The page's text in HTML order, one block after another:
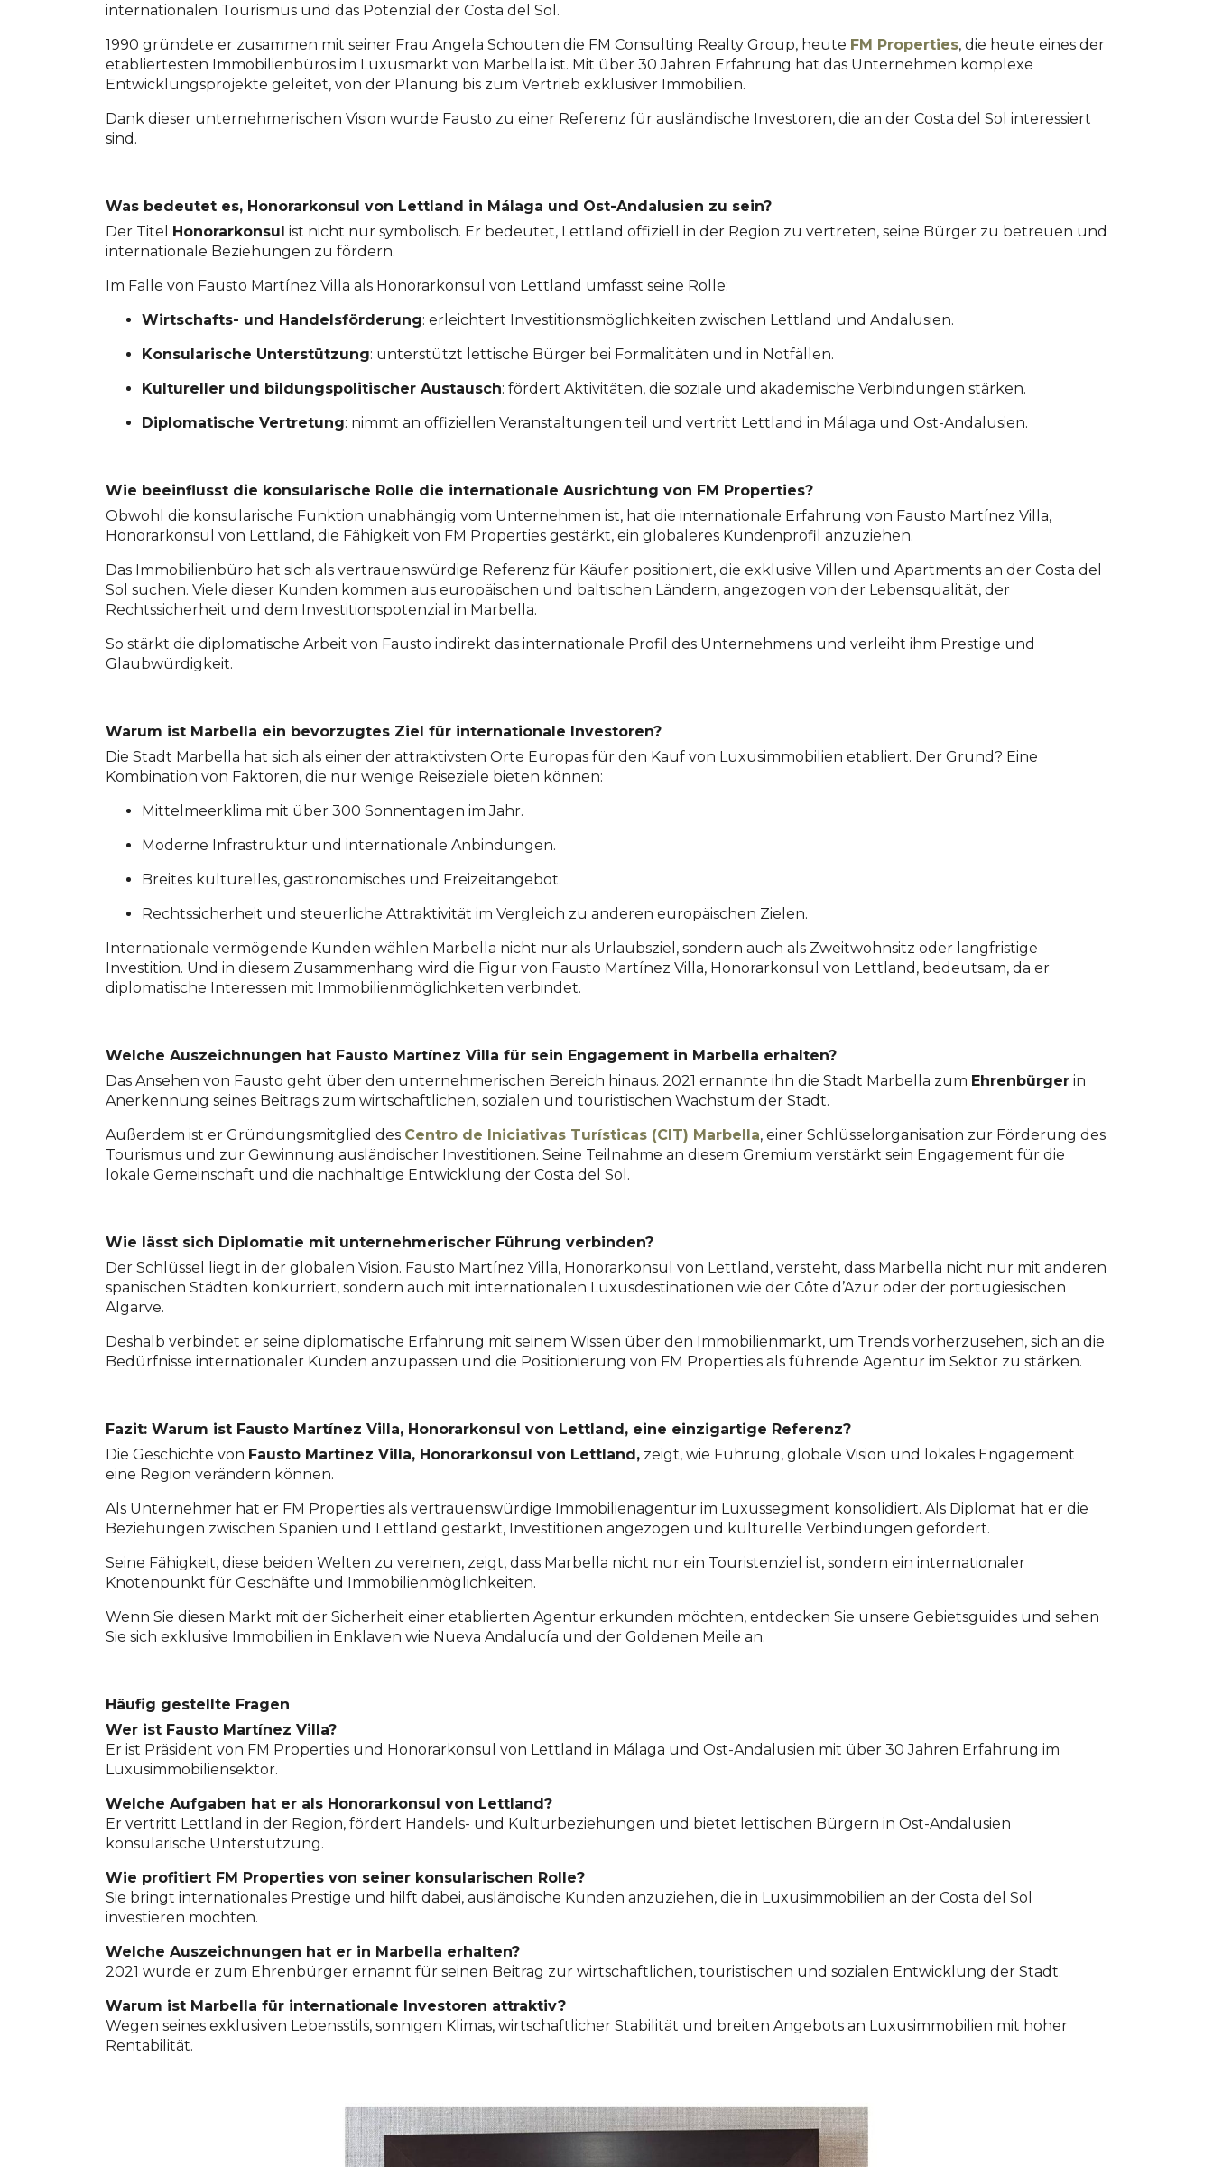
internationalen Tourismus und das Potenzial der Costa del Sol.
1990 gründete er zusammen mit seiner Frau Angela Schouten die FM Consulting Realty Group, heute FM Properties, die heute eines der
etabliertesten Immobilienbüros im Luxusmarkt von Marbella ist. Mit über 30 Jahren Erfahrung hat das Unternehmen komplexe
Entwicklungsprojekte geleitet, von der Planung bis zum Vertrieb exklusiver Immobilien.
Dank dieser unternehmerischen Vision wurde Fausto zu einer Referenz für ausländische Investoren, die an der Costa del Sol interessiert
sind.
Was bedeutet es, Honorarkonsul von Lettland in Málaga und Ost-Andalusien zu sein?
Der Titel Honorarkonsul ist nicht nur symbolisch. Er bedeutet, Lettland offiziell in der Region zu vertreten, seine Bürger zu betreuen und
internationale Beziehungen zu fördern.
Im Falle von Fausto Martínez Villa als Honorarkonsul von Lettland umfasst seine Rolle:
Wirtschafts- und Handelsförderung: erleichtert Investitionsmöglichkeiten zwischen Lettland und Andalusien.
Konsularische Unterstützung: unterstützt lettische Bürger bei Formalitäten und in Notfällen.
Kultureller und bildungspolitischer Austausch: fördert Aktivitäten, die soziale und akademische Verbindungen stärken.
Diplomatische Vertretung: nimmt an offiziellen Veranstaltungen teil und vertritt Lettland in Málaga und Ost-Andalusien.
Wie beeinflusst die konsularische Rolle die internationale Ausrichtung von FM Properties?
Obwohl die konsularische Funktion unabhängig vom Unternehmen ist, hat die internationale Erfahrung von Fausto Martínez Villa,
Honorarkonsul von Lettland, die Fähigkeit von FM Properties gestärkt, ein globaleres Kundenprofil anzuziehen.
Das Immobilienbüro hat sich als vertrauenswürdige Referenz für Käufer positioniert, die exklusive Villen und Apartments an der Costa del
Sol suchen. Viele dieser Kunden kommen aus europäischen und baltischen Ländern, angezogen von der Lebensqualität, der
Rechtssicherheit und dem Investitionspotenzial in Marbella.
So stärkt die diplomatische Arbeit von Fausto indirekt das internationale Profil des Unternehmens und verleiht ihm Prestige und
Glaubwürdigkeit.
Warum ist Marbella ein bevorzugtes Ziel für internationale Investoren?
Die Stadt Marbella hat sich als einer der attraktivsten Orte Europas für den Kauf von Luxusimmobilien etabliert. Der Grund? Eine
Kombination von Faktoren, die nur wenige Reiseziele bieten können:
Mittelmeerklima mit über 300 Sonnentagen im Jahr.
Moderne Infrastruktur und internationale Anbindungen.
Breites kulturelles, gastronomisches und Freizeitangebot.
Rechtssicherheit und steuerliche Attraktivität im Vergleich zu anderen europäischen Zielen.
Internationale vermögende Kunden wählen Marbella nicht nur als Urlaubsziel, sondern auch als Zweitwohnsitz oder langfristige
Investition. Und in diesem Zusammenhang wird die Figur von Fausto Martínez Villa, Honorarkonsul von Lettland, bedeutsam, da er
diplomatische Interessen mit Immobilienmöglichkeiten verbindet.
Welche Auszeichnungen hat Fausto Martínez Villa für sein Engagement in Marbella erhalten?
Das Ansehen von Fausto geht über den unternehmerischen Bereich hinaus. 2021 ernannte ihn die Stadt Marbella zum Ehrenbürger in
Anerkennung seines Beitrags zum wirtschaftlichen, sozialen und touristischen Wachstum der Stadt.
Außerdem ist er Gründungsmitglied des Centro de Iniciativas Turísticas (CIT) Marbella, einer Schlüsselorganisation zur Förderung des
Tourismus und zur Gewinnung ausländischer Investitionen. Seine Teilnahme an diesem Gremium verstärkt sein Engagement für die
lokale Gemeinschaft und die nachhaltige Entwicklung der Costa del Sol.
Wie lässt sich Diplomatie mit unternehmerischer Führung verbinden?
Der Schlüssel liegt in der globalen Vision. Fausto Martínez Villa, Honorarkonsul von Lettland, versteht, dass Marbella nicht nur mit anderen
spanischen Städten konkurriert, sondern auch mit internationalen Luxusdestinationen wie der Côte d’Azur oder der portugiesischen
Algarve.
Deshalb verbindet er seine diplomatische Erfahrung mit seinem Wissen über den Immobilienmarkt, um Trends vorherzusehen, sich an die
Bedürfnisse internationaler Kunden anzupassen und die Positionierung von FM Properties als führende Agentur im Sektor zu stärken.
Fazit: Warum ist Fausto Martínez Villa, Honorarkonsul von Lettland, eine einzigartige Referenz?
Die Geschichte von Fausto Martínez Villa, Honorarkonsul von Lettland, zeigt, wie Führung, globale Vision und lokales Engagement
eine Region verändern können.
Als Unternehmer hat er FM Properties als vertrauenswürdige Immobilienagentur im Luxussegment konsolidiert. Als Diplomat hat er die
Beziehungen zwischen Spanien und Lettland gestärkt, Investitionen angezogen und kulturelle Verbindungen gefördert.
Seine Fähigkeit, diese beiden Welten zu vereinen, zeigt, dass Marbella nicht nur ein Touristenziel ist, sondern ein internationaler
Knotenpunkt für Geschäfte und Immobilienmöglichkeiten.
Wenn Sie diesen Markt mit der Sicherheit einer etablierten Agentur erkunden möchten, entdecken Sie unsere Gebietsguides und sehen
Sie sich exklusive Immobilien in Enklaven wie Nueva Andalucía und der Goldenen Meile an.
Häufig gestellte Fragen
Wer ist Fausto Martínez Villa?
Er ist Präsident von FM Properties und Honorarkonsul von Lettland in Málaga und Ost-Andalusien mit über 30 Jahren Erfahrung im
Luxusimmobiliensektor.
Welche Aufgaben hat er als Honorarkonsul von Lettland?
Er vertritt Lettland in der Region, fördert Handels- und Kulturbeziehungen und bietet lettischen Bürgern in Ost-Andalusien
konsularische Unterstützung.
Wie profitiert FM Properties von seiner konsularischen Rolle?
Sie bringt internationales Prestige und hilft dabei, ausländische Kunden anzuziehen, die in Luxusimmobilien an der Costa del Sol
investieren möchten.
Welche Auszeichnungen hat er in Marbella erhalten?
2021 wurde er zum Ehrenbürger ernannt für seinen Beitrag zur wirtschaftlichen, touristischen und sozialen Entwicklung der Stadt.
Warum ist Marbella für internationale Investoren attraktiv?
Wegen seines exklusiven Lebensstils, sonnigen Klimas, wirtschaftlicher Stabilität und breiten Angebots an Luxusimmobilien mit hoher
Rentabilität.